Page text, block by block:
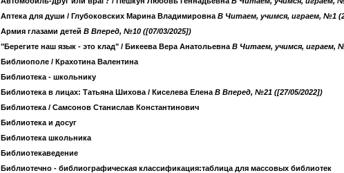
Аптека для души / Глубоковских Марина Владимировна B Читаем, учимся, играем, №1
Армия глазами детей B Вперед, №10 ([07/03/2025])
"Берегите наш язык - это клад"/ Бикеева Вера Анатольевна B Читаем, учимся, играем,
Библиополе/ Крахотина Валентина
Библиотека - школьнику
Библиотека в лицах: Татьяна Шихова/ Киселева Елена B Вперед, №21 ([27/05/2022])
Библиотека/ Самсонов Станислав Константинович
Библиотека и досуг
Библиотека школьника
Библиотекаведение
Библиотечно - библиографическая классификация:таблица для массовых библиотек